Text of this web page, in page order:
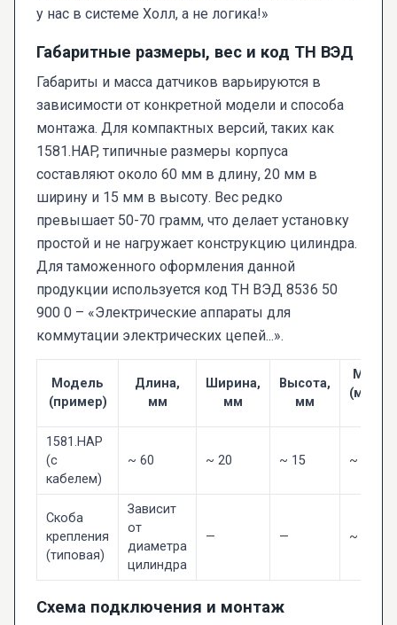
у нас в системе Холл, а не логика!»
Габаритные размеры, вес и код ТН ВЭД
Габариты и масса датчиков варьируются в
зависимости от конкретной модели и способа
монтажа. Для компактных версий, таких как
1581.HAP, типичные размеры корпуса
составляют около 60 мм в длину, 20 мм в
ширину и 15 мм в высоту. Вес редко
превышает 50-70 грамм, что делает установку
простой и не нагружает конструкцию цилиндра.
Для таможенного оформления данной
продукции используется код ТН ВЭД 8536 50
900 0 – «Электрические аппараты для
коммутации электрических цепей...».
Модель
(пример)
Длина,
мм
Ширина,
мм
Высота,
мм
Масса
(макс.),
1581.HAP
(с
кабелем)
~ 60 ~ 20 ~ 15 ~ 70
Скоба
крепления
(типовая)
Зависит
от
диаметра
цилиндра
— — ~ 30
Схема подключения и монтаж